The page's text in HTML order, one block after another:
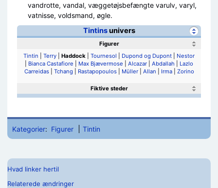
vandrotte, vandal, væggetøjsbefængte varulv, varyl,
vatnisse, voldsmand, øgle.
Tintinsunivers
Figurer
Tintin
Terry Haddock Tournesol Dupond og Dupont
Nestor
Bianca Castafiore Max Bjævermose Alcazar Abdallah
Lazlo
Carreidas| Tchang Rastapopoulos| Müller| Allan Irma| Zorino
Fiktive steder
Kategorier: Figurer Tintin
Hvad linker hertil
Relaterede ændringer